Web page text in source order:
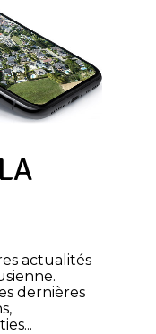
actualités
dernières